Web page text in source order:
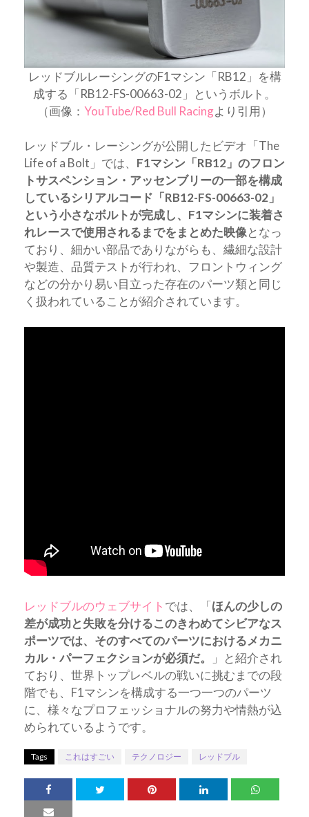
レッドブルレーシングのF1マシン「RB12」を構
成する「RB12-FS-00663-02」というボルト。
（画像： YouTube/Red Bull Racingより引用）
レッドブル・レーシングが公開したビデオ「The
Life of a Bolt」では、 F1マシン「RB12」のフロン
トサスペンション・アッセンブリーの一部を構成
しているシリアルコード「RB12-FS-00663-02」
という小さなボルトが完成し、F1マシンに装着さ
れレースで使用されるまでをまとめた映像となっ
ており、細かい部品でありながらも、繊細な設計
や製造、品質テストが行われ、フロントウィング
などの分かり易い目立った存在のパーツ類と同じ
く扱われていることが紹介されています。
レッドブルのウェブサイト では、「ほんの少しの
差が成功と失敗を分けるこのきわめてシビアなス
ポーツでは、そのすべてのパーツにおけるメカニ
カル・パーフェクションが必須だ。
」と紹介され
ており、世界トップレベルの戦いに挑むまでの段
階でも、F1マシンを構成する一つ一つのパーツ
に、様々なプロフェッショナルの努力や情熱が込
められているようです。
Tags これはすごい テクノロジー レッドブル